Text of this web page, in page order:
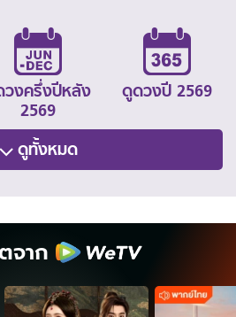
วงครึ่งปีหลัง
2569
ดูดวงปี 2569
ดูทั้งหมด
จาก